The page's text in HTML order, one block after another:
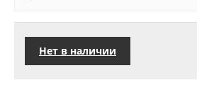
Нет в наличии